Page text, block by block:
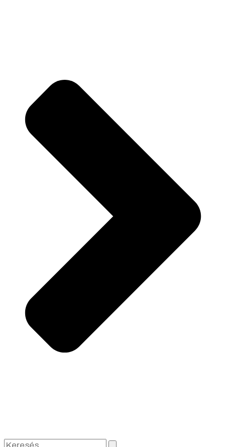
Keresés